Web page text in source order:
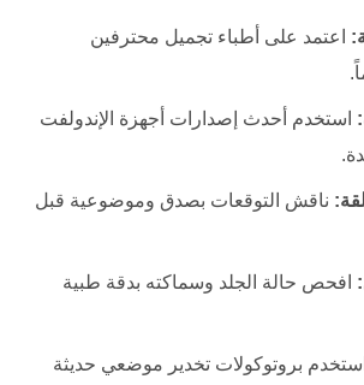
اعتمد على أطباء تجميل محترفين
استخدم أحدث إصدارات أجهزة الإندولفت
ناقش التوقعات بصدق وموضوعية قبل
افحص حالة الجلد وسماكته بدقة طبية
استخدم بروتوكولات تخدير موضعي حديثة